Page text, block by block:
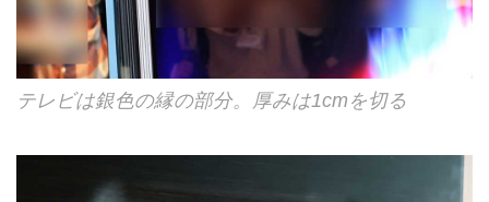
テレビは銀色の縁の部分。厚みは1cmを切る